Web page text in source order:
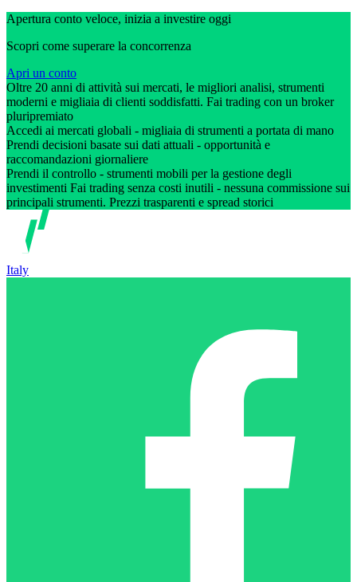
Apertura conto veloce, inizia a investire oggi
Scopri come superare la concorrenza
Apri un conto
Oltre 20 anni di attività sui mercati, le migliori analisi, strumenti
moderni e migliaia di clienti soddisfatti. Fai trading con un broker
pluripremiato
Accedi ai mercati globali - migliaia di strumenti a portata di mano
Prendi decisioni basate sui dati attuali - opportunità e
raccomandazioni giornaliere
Prendi il controllo - strumenti mobili per la gestione degli
investimenti Fai trading senza costi inutili - nessuna commissione sui
principali strumenti. Prezzi trasparenti e spread storici
Italy